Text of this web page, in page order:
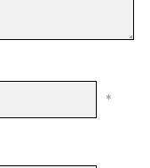
*